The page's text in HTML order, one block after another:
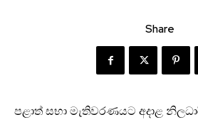
Share
පළාත් සභා මැතිවරණයට අදාළ